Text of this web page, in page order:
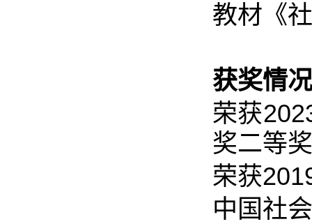
教材《
获奖情
荣获
奖二等
荣获
中国社